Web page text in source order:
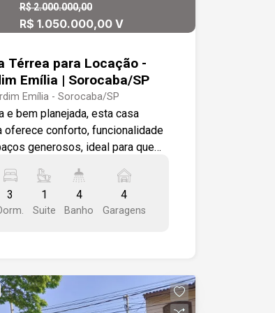
R$ 2.000.000,00
R$ 1.050.000,00 V
Térrea para Locação -
Emília | Sorocaba/SP
Emília - Sorocaba/SP
e bem planejada, esta casa
oferece conforto, funcionalidade
generosos, ideal para quem
acesso. Localizada no Jardim
o imóvel está em uma das áreas
valorizadas de Sorocaba, próxima
- 230 m² de área construída -
de terreno - 3 dormitórios,
3 1
Suite
4
Banho
4
Garagens